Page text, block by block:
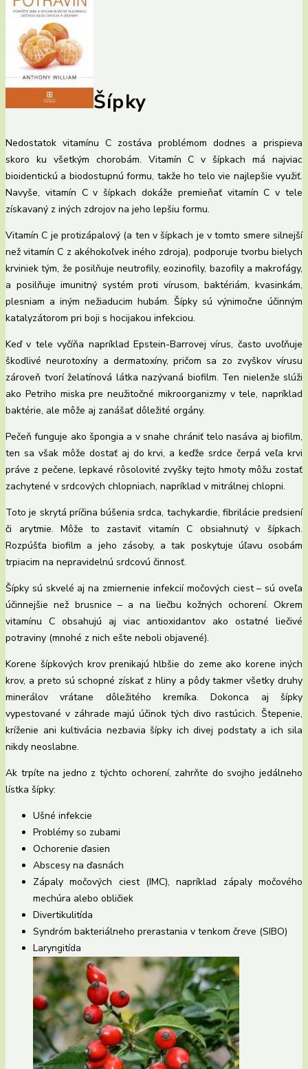
Šípky
Nedostatok vitamínu C zostáva problémom dodnes a prispieva
skoro ku všetkým chorobám. Vitamín C v šípkach má najviac
bioidentickú a biodostupnú formu, takže ho telo vie najlepšie využiť.
Navyše, vitamín C v šípkach dokáže premieňať vitamín C v tele
získavaný z iných zdrojov na jeho lepšiu formu.
Vitamín C je protizápalový (a ten v šípkach je v tomto smere silnejší
než vitamín C z akéhokoľvek iného zdroja), podporuje tvorbu bielych
krviniek tým, že posilňuje neutrofily, eozinofily, bazofily a makrofágy,
a posilňuje imunitný systém proti vírusom, baktériám, kvasinkám,
plesniam a iným nežiaducim hubám. Šípky sú výnimočne účinným
katalyzátorom pri boji s hocijakou infekciou.
Keď v tele vyčíňa napríklad Epstein-Barrovej vírus, často uvoľňuje
škodlivé neurotoxíny a dermatoxíny, pričom sa zo zvyškov vírusu
zároveň tvorí želatínová látka nazývaná biofilm. Ten nielenže slúži
ako Petriho miska pre neužitočné mikroorganizmy v tele, napríklad
baktérie, ale môže aj zanášať dôležité orgány.
Pečeň funguje ako špongia a v snahe chrániť telo nasáva aj biofilm,
ten sa však môže dostať aj do krvi, a keďže srdce čerpá veľa krvi
práve z pečene, lepkavé rôsolovité zvyšky tejto hmoty môžu zostať
zachytené v srdcových chlopniach, napríklad v mitrálnej chlopni.
Toto je skrytá príčina búšenia srdca, tachykardie, fibrilácie predsiení
či arytmie. Môže to zastaviť vitamín C obsiahnutý v šípkach.
Rozpúšťa biofilm a jeho zásoby, a tak poskytuje úľavu osobám
trpiacim na nepravidelnú srdcovú činnosť.
Šípky sú skvelé aj na zmiernenie infekcií močových ciest – sú oveľa
účinnejšie než brusnice – a na liečbu kožných ochorení. Okrem
vitamínu C obsahujú aj viac antioxidantov ako ostatné liečivé
potraviny (mnohé z nich ešte neboli objavené).
Korene šípkových krov prenikajú hlbšie do zeme ako korene iných
krov, a preto sú schopné získať z hliny a pôdy takmer všetky druhy
minerálov vrátane dôležitého kremíka. Dokonca aj šípky
vypestované v záhrade majú účinok tých divo rastúcich. Štepenie,
kríženie ani kultivácia nezbavia šípky ich divej podstaty a ich sila
nikdy neoslabne.
Ak trpíte na jedno z týchto ochorení, zahrňte do svojho jedálneho
lístka šípky:
Ušné infekcie
Problémy so zubami
Ochorenie ďasien
Abscesy na ďasnách
Zápaly močových ciest (IMC), napríklad zápaly močového
mechúra alebo obličiek
Divertikulitída
Syndróm bakteriálneho prerastania v tenkom čreve (SIBO)
Laryngitída